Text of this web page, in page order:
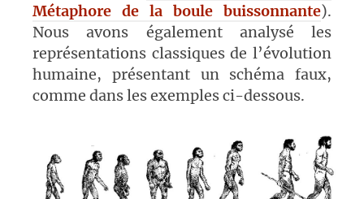
Métaphore de la boule buissonnante).
Nous avons également analysé les
représentations classiques de l’évolution
humaine, présentant un schéma faux,
comme dans les exemples ci-dessous.